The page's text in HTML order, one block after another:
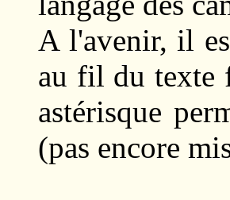
A l'avenir, il
au fil du texte
astérisque
(pas encore